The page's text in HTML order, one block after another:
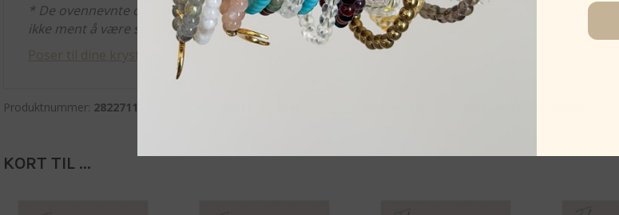
* De ovennevnte opplysninger er basert på erfaringer og resultater fra brukere og terapeuter og
ikke ment å være substituert eller behandlet av en kvalifisert terapeut eller lege.
Poser til dine krystaller og smykker finner du her.
Produktnummer: 28227115-2
KORT TIL ...